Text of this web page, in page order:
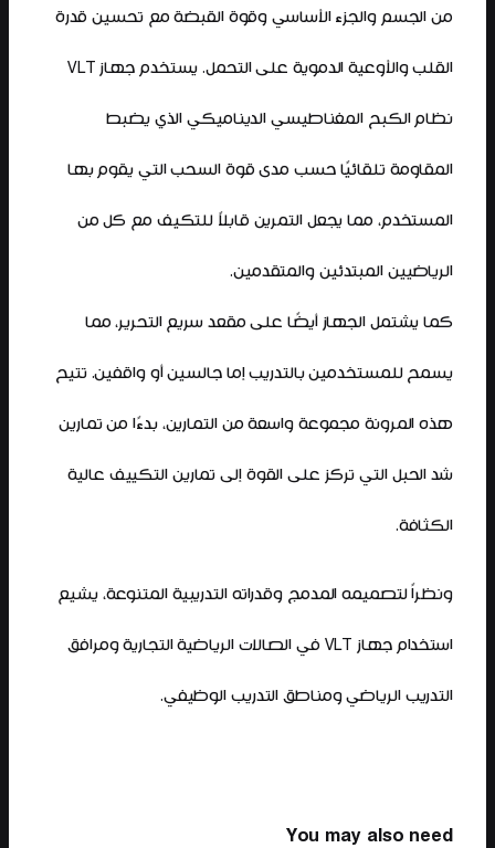
من الجسم والجزء الأساسي وقوة القبضة مع تحسين قدرة
القلب والأوعية الدموية على التحمل. يستخدم جهاز VLT
نظام الكبح المغناطيسي الديناميكي الذي يضبط
المقاومة تلقائيًا حسب مدى قوة السحب التي يقوم بها
المستخدم، مما يجعل التمرين قابلاً للتكيف مع كل من
الرياضيين المبتدئين والمتقدمين.
كما يشتمل الجهاز أيضًا على مقعد سريع التحرير، مما
يسمح للمستخدمين بالتدريب إما جالسين أو واقفين. تتيح
هذه المرونة مجموعة واسعة من التمارين، بدءًا من تمارين
شد الحبل التي تركز على القوة إلى تمارين التكييف عالية
الكثافة.
ونظراً لتصميمه المدمج وقدراته التدريبية المتنوعة، يشيع
استخدام جهاز VLT في الصالات الرياضية التجارية ومرافق
التدريب الرياضي ومناطق التدريب الوظيفي.
You may also need